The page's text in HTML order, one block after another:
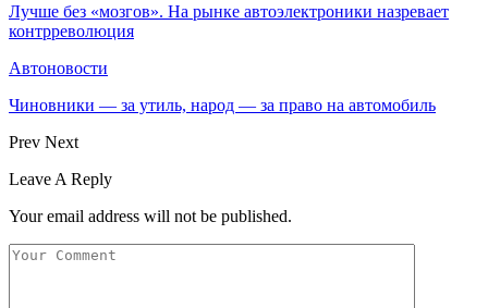
Лучше без «мозгов». На рынке автоэлектроники назревает
контрреволюция
Автоновости
Чиновники — за утиль, народ — за право на автомобиль
Prev Next
Leave A Reply
Your email address will not be published.